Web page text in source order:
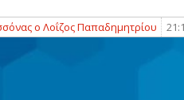
Λοΐζος Παπαδημητρίου 21:12 -